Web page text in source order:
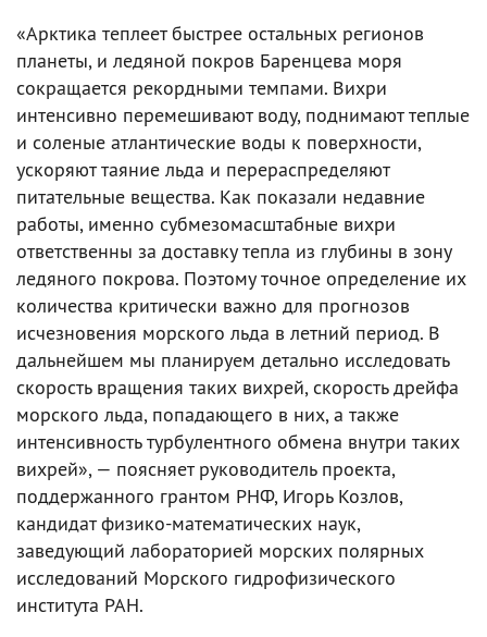
«Арктика теплеет быстрее остальных регионов
планеты, и ледяной покров Баренцева моря
сокращается рекордными темпами. Вихри
интенсивно перемешивают воду, поднимают теплые
и соленые атлантические воды к поверхности,
ускоряют таяние льда и перераспределяют
питательные вещества. Как показали недавние
работы, именно субмезомасштабные вихри
ответственны за доставку тепла из глубины в зону
ледяного покрова. Поэтому точное определение их
количества критически важно для прогнозов
исчезновения морского льда в летний период. В
дальнейшем мы планируем детально исследовать
скорость вращения таких вихрей, скорость дрейфа
морского льда, попадающего в них, а также
интенсивность турбулентного обмена внутри таких
вихрей», — поясняет руководитель проекта,
поддержанного грантом РНФ, Игорь Козлов,
кандидат физико-математических наук,
заведующий лабораторией морских полярных
исследований Морского гидрофизического
института РАН.